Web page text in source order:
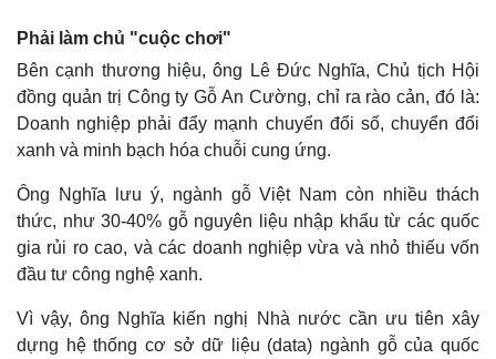
Phải làm chủ "cuộc chơi"
Bên cạnh thương hiệu, ông Lê Đức Nghĩa, Chủ tịch Hội
đồng quản trị Công ty Gỗ An Cường, chỉ ra rào cản, đó là:
Doanh nghiệp phải đẩy mạnh chuyển đổi số, chuyển đổi
xanh và minh bạch hóa chuỗi cung ứng.
Ông Nghĩa lưu ý, ngành gỗ Việt Nam còn nhiều thách
thức, như 30-40% gỗ nguyên liệu nhập khẩu từ các quốc
gia rủi ro cao, và các doanh nghiệp vừa và nhỏ thiếu vốn
đầu tư công nghệ xanh.
Vì vậy, ông Nghĩa kiến nghị Nhà nước cần ưu tiên xây
dựng hệ thống cơ sở dữ liệu (data) ngành gỗ của quốc